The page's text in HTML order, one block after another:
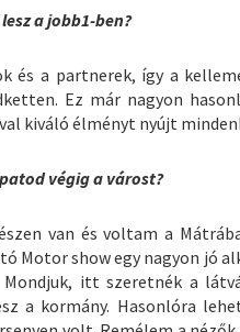
a jobb1-ben?
és a partnerek, így a
Ez már nagyon
kiváló élményt nyújt
végig a várost?
van és voltam a
Motor show egy nagyon jó
Mondjuk, itt szeretnék a
a kormány. Hasonlóra